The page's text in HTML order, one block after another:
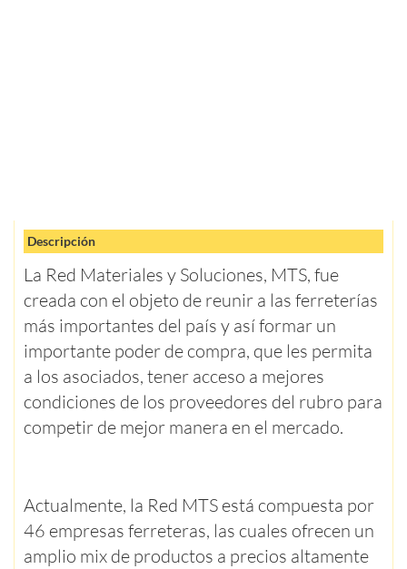
Descripción
La Red Materiales y Soluciones, MTS, fue
creada con el objeto de reunir a las ferreterías
más importantes del país y así formar un
importante poder de compra, que les permita
a los asociados, tener acceso a mejores
condiciones de los proveedores del rubro para
competir de mejor manera en el mercado.
Actualmente, la Red MTS está compuesta por
46 empresas ferreteras, las cuales ofrecen un
amplio mix de productos a precios altamente